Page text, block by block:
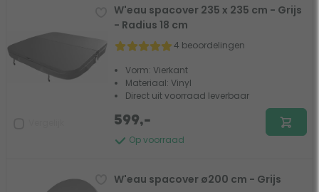
W'eau spacover 235 x 235 cm - Grijs
- Radius 18 cm
4 beoordelingen
Vorm: Vierkant
Materiaal: Vinyl
Direct uit voorraad leverbaar
Op voorraad
599,-
W'eau spacover ø200 cm - Grijs